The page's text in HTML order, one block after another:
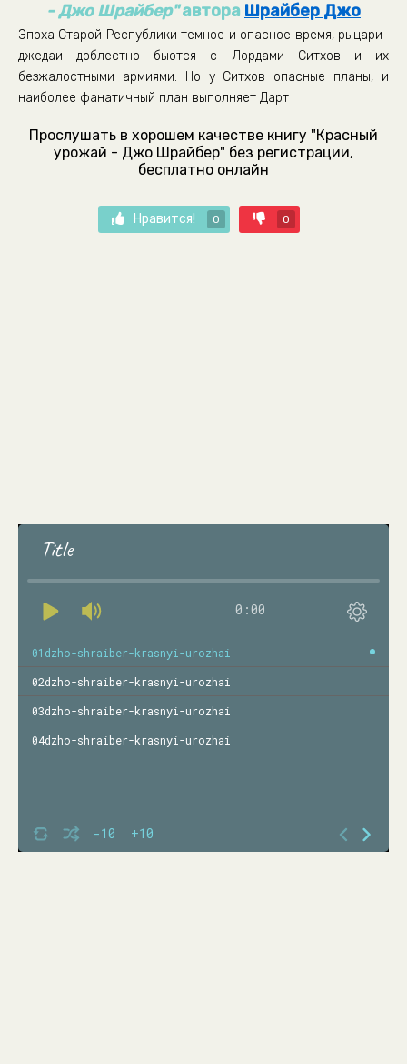
- Джо Шрайбер"автора Шрайбер Джо
Эпоха Старой Республики темное и опасное время, рыцари-
джедаи доблестно бьются с Лордами Ситхов и их
безжалостными армиями. Но у Ситхов опасные планы, и
наиболее фанатичный план выполняет Дарт
Прослушать в хорошем качестве книгу "Красный
урожай - Джо Шрайбер" без регистрации,
бесплатно онлайн
Нравится! 0 0
Title
0:00
-10 +10
01dzho-shraiber-krasnyi-urozhai
02dzho-shraiber-krasnyi-urozhai
03dzho-shraiber-krasnyi-urozhai
04dzho-shraiber-krasnyi-urozhai